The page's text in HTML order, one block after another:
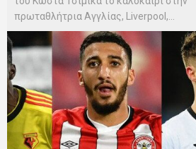
πρωταθλήτρια Αγγλίας, Liverpool,...